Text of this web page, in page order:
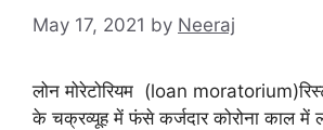
May 17, 2021 by Neeraj
लोन मोरेटोरियम (loan
के चक्रव्यूह में फंसे कर्जदार कोरोना काल में